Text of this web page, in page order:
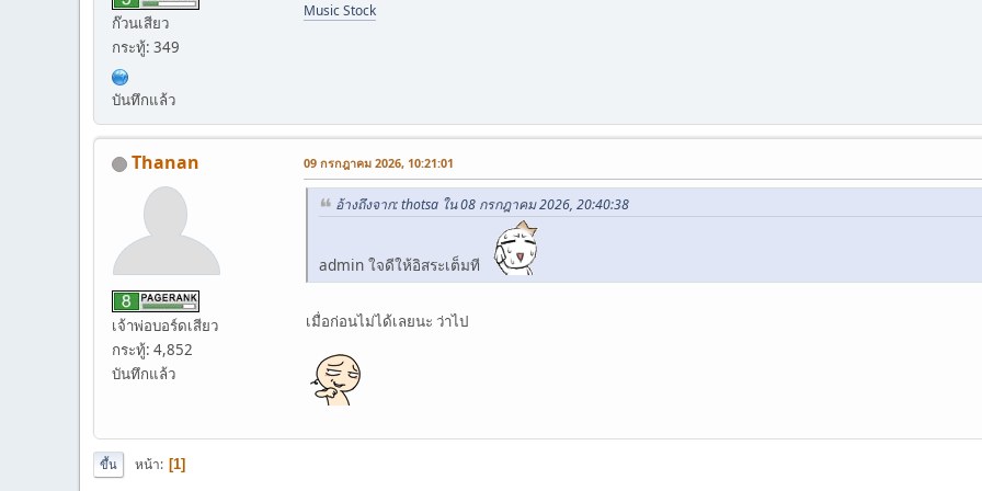
ก๊วนเสียว
กระทู้: 349
บันทึกแล้ว
Music Stock
Thanan
เจ้าพ่อบอร์ดเสียว
กระทู้: 4,852
บันทึกแล้ว
09 กรกฎาคม 2026, 10:21:01
อ้างถึงจาก: thotsa ใน 08 กรกฎาคม 2026, 20:40:38
admin ใจดีให้อิสระเต็มที
เมื่อก่อนไม่ได้เลยนะ ว่าไป
ขึ้น หน้า 1